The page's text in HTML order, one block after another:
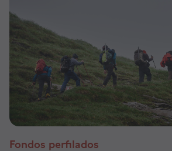
Fondos perfilados